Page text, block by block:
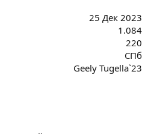
25 Дек 2023
1.084
220
СПб
Geely Tugella`23